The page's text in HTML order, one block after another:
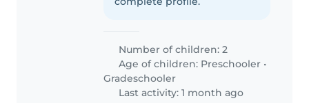
Number of children: 2
Age of children: Preschooler •
Gradeschooler
Last activity: 1 month ago